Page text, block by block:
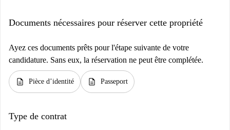
Documents nécessaires pour réserver cette propriété
Ayez ces documents prêts pour l'étape suivante de votre
candidature. Sans eux, la réservation ne peut être complétée.
description Pièce d’identité description Passeport
Type de contrat